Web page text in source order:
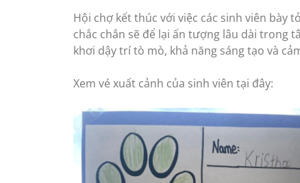
Hội chợ kết thúc với việc các sinh viên bày
chắc chắn sẽ để lại ấn tượng lâu dài trong
khơi dậy trí tò mò, khả năng sáng tạo và
Xem vé xuất cảnh của sinh viên tại đây: